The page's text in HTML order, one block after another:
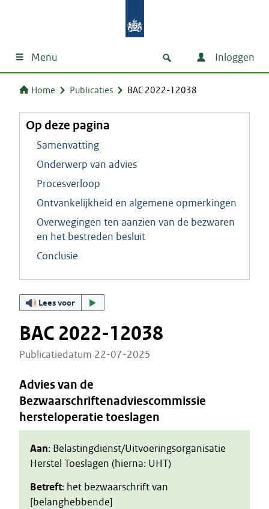
Menu Inloggen
Home Publicaties BAC 2022-12038
Op deze pagina
Samenvatting
Onderwerp van advies
Procesverloop
Ontvankelijkheid en algemene opmerkingen
Overwegingen ten aanzien van de bezwaren
en het bestreden besluit
Conclusie
Lees voor
BAC 2022-12038
Publicatiedatum 22-07-2025
Advies van de
Bezwaarschriftenadviescommissie
hersteloperatie toeslagen
Aan: Belastingdienst/Uitvoeringsorganisatie
Herstel Toeslagen (hierna: UHT)
Betreft: het bezwaarschrift van
[belanghebbende]